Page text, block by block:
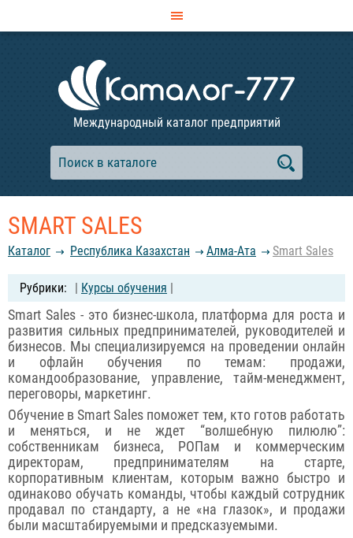
Международный каталог предприятий
SMART SALES
Каталог Республика Казахстан Алма-Ата Smart Sales
| Курсы обучения |
Smart Sales - это бизнес-школа, платформа для роста и
развития сильных предпринимателей, руководителей и
бизнесов. Мы специализируемся на проведении онлайн
и офлайн обучения по темам: продажи,
командообразование, управление, тайм-менеджмент,
переговоры, маркетинг.
Обучение в Smart Sales поможет тем, кто готов работать
и меняться, и не ждет “волшебную пилюлю”:
собственникам бизнеса, РОПам и коммерческим
директорам, предпринимателям на старте,
корпоративным клиентам, которым важно быстро и
одинаково обучать команды, чтобы каждый сотрудник
продавал по стандарту, а не «на глазок», и продажи
были масштабируемыми и предсказуемыми.